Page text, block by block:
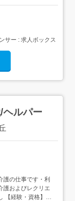
サー : 求人ボックス
ヘルパー
護の仕事です・利
護およびレクリエ
【経験・資格】<